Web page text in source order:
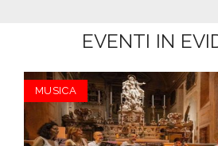
EVENTI IN
MUSICA